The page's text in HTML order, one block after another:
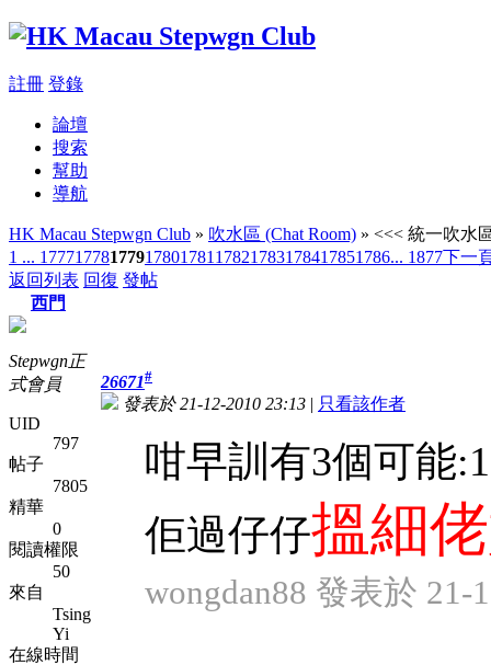
註冊 登錄
論壇
搜索
幫助
導航
HK Macau Stepwgn Club » 吹水區 (Chat Room) » <<< 統一吹水
1 ... 17771778177917801781 17821783178417851786... 1877下一
返回列表 回復 發帖
西門
Stepwgn正
式會員
UID
797
帖子
7805
精華
0
閱讀權限
50
來自
Tsing
Yi
在線時間
26671#
發表於 21-12-2010 23:13 | 只看該作者
咁早訓有3個可能
佢過仔仔搵細
wongdan88 發表於 21-